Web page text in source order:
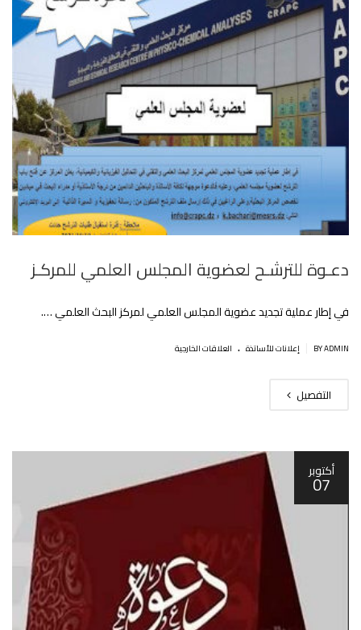
دعـوة للترشـح لعضوية المجلس العلمي للمركـز
في إطار عملية تجديد عضوية المجلس العلمي لمركز البحث العلمي ….
BY ADMIN إعلانات للأساتذة . العلاقات الخارجية
التفصيل
أكتوبر
07